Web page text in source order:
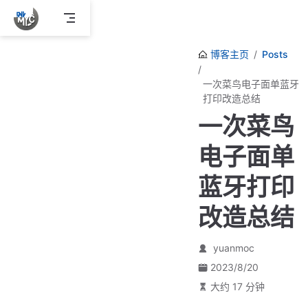
跳
至
博客主页 Posts
一次菜鸟电子面单蓝牙
打印改造总结
一次菜鸟
电子面单
蓝牙打印
改造总结
yuanmoc
2023/8/20
大约 17 分钟